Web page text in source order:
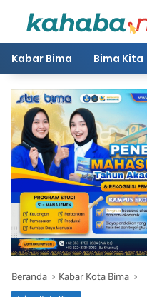
Kabar Bima Bima Kita
Beranda Kabar Kota Bima